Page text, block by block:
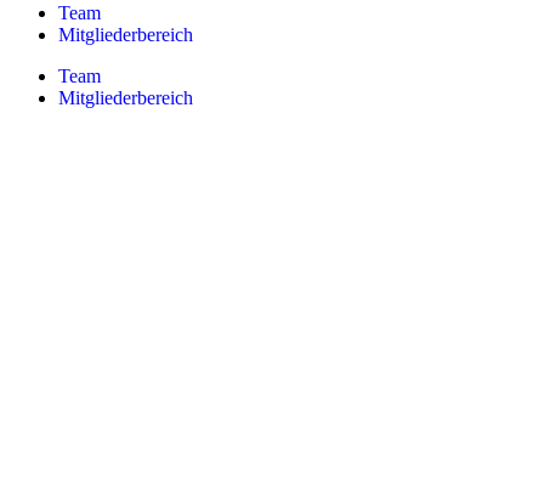
Team
Mitgliederbereich
Team
Mitgliederbereich